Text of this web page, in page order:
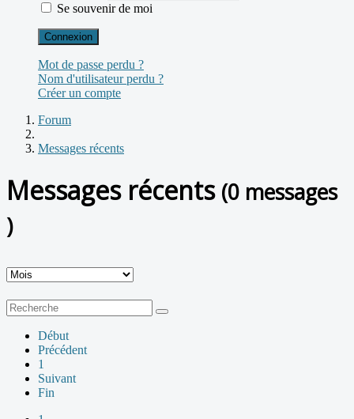
Se souvenir de moi
Connexion
Mot de passe perdu ?
Nom d'utilisateur perdu ?
Créer un compte
Forum
Messages récents
Messages récents (0 messages
)
Début
Précédent
1
Suivant
Fin